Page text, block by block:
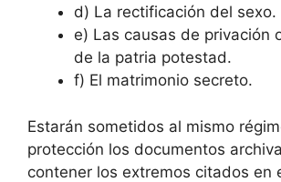
d) La rectificación del sexo.
e) Las causas de privación
de la patria potestad.
f) El matrimonio secreto.
Estarán sometidos al mismo
protección los documentos
contener los extremos citados en